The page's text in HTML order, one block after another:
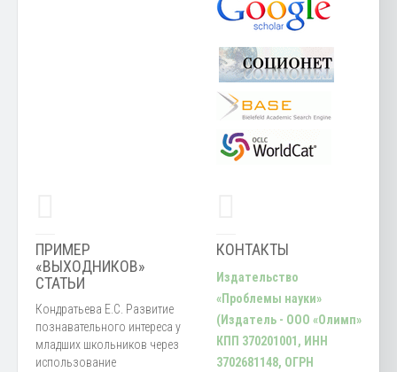
ПРИМЕР
«ВЫХОДНИКОВ»
СТАТЬИ
Кондратьева Е.С. Развитие
познавательного интереса у
младших школьников через
использование
КОНТАКТЫ
Издательство
«Проблемы науки»
(Издатель - ООО «Олимп»
КПП 370201001, ИНН
3702681148, ОГРН